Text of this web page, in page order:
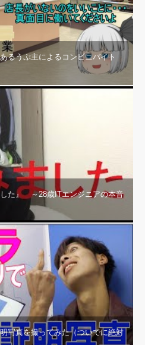
あるうぷ主によるコンビニバイト
した』 ～28歳ITエンジニアの本音
写真を撮ってみた（ついでに絶対